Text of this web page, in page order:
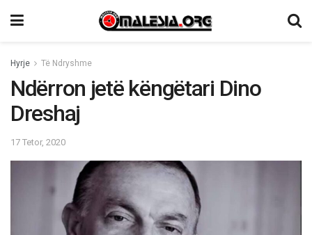
Hyrje Të Ndryshme
Ndërron jetë këngëtari Dino
Dreshaj
17 Tetor, 2020